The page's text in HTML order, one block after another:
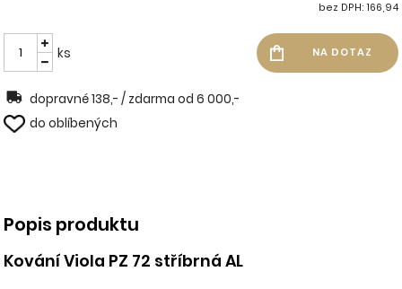
bez DPH: 166,94
ks
dopravné 138,- / zdarma od 6 000,-
do oblíbených
Popis produktu
Kování Viola PZ 72 stříbrná AL